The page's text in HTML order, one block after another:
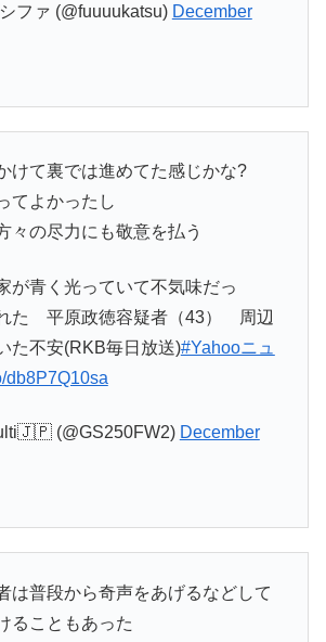
ファ (@fuuuukatsu) December
けて裏では進めてた感じかな?
てよかったし
々の尽力にも敬意を払う
が青く光っていて不気味だっ
た 平原政徳容疑者（43） 周辺
た不安(RKB毎日放送)#Yahooニュ
db8P7Q10sa
(@GS250FW2) December
は普段から奇声をあげるなどして
ることもあった